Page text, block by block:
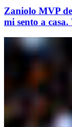
Zaniolo MVP
mi sento a